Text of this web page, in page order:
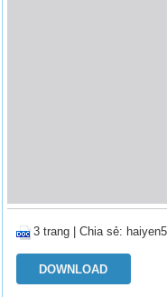
3 trang |Chia sẻ:
DOWNLOAD